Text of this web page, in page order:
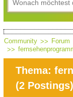
Community Forum
Thema:
(2 Postings)